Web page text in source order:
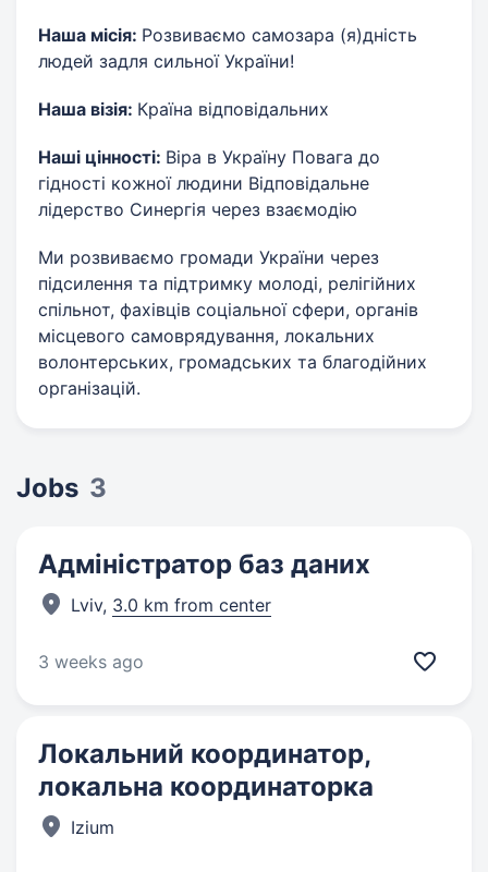
Наша місія: Розвиваємо самозара (я)дність
людей задля сильної України!
Наша візія: Країна відповідальних
Наші цінності: Віра в Україну Повага до
гідності кожної людини Відповідальне
лідерство Синергія через взаємодію
Ми розвиваємо громади України через
підсилення та підтримку молоді, релігійних
спільнот, фахівців соціальної сфери, органів
місцевого самоврядування, локальних
волонтерських, громадських та благодійних
організацій.
Jobs 3
Адміністратор баз даних
Lviv, 3.0 km from center
3 weeks ago
Локальний координатор,
локальна координаторка
Izium